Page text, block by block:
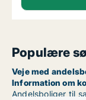
Populære
Veje med
Information om
Andelsboliger til